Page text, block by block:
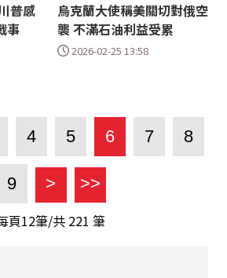
普感
事
烏克蘭大使稱美關切對俄空
襲 不滿石油利益受累
2026-02-25 13:58
4 5 6 7 8
9 > >>
頁12筆/共 221 筆